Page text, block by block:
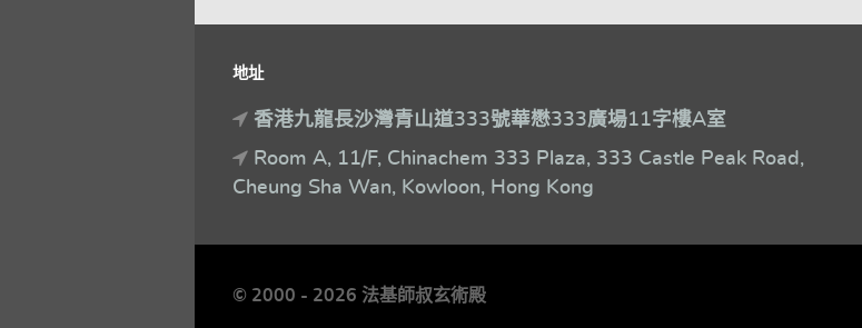
地址
香港九龍長沙灣青山道333號華懋333廣場11字樓A室
Room A, 11/F, Chinachem 333 Plaza, 333 Castle Peak Road,
Cheung Sha Wan, Kowloon, Hong Kong
© 2000 - 2026 法基師叔玄術殿